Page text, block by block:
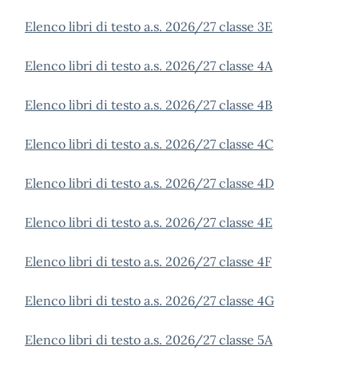
Elenco libri di testo a.s. 2026/27 classe 3E
Elenco libri di testo a.s. 2026/27 classe 4A
Elenco libri di testo a.s. 2026/27 classe 4B
Elenco libri di testo a.s. 2026/27 classe 4C
Elenco libri di testo a.s. 2026/27 classe 4D
Elenco libri di testo a.s. 2026/27 classe 4E
Elenco libri di testo a.s. 2026/27 classe 4F
Elenco libri di testo a.s. 2026/27 classe 4G
Elenco libri di testo a.s. 2026/27 classe 5A